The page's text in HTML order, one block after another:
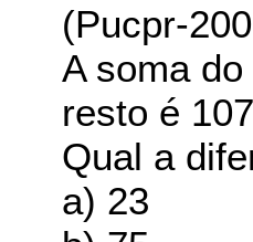
(Pucpr-
A soma
resto é
Qual a
a) 23